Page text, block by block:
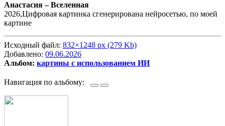
Анастасия –Вселенная
2026,Цифровая картинка сгенерирована нейросетью, по моей
картине
Исходный файл: 832×1248 px (279 Kb)
Добавлено: 09.06.2026
Альбом: картины с использованием ИИ
Навигация по альбому: